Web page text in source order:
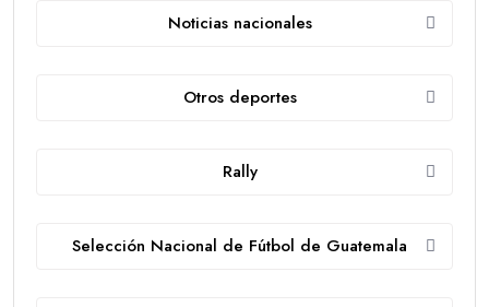
Noticias nacionales
Otros deportes
Rally
Selección Nacional de Fútbol de Guatemala